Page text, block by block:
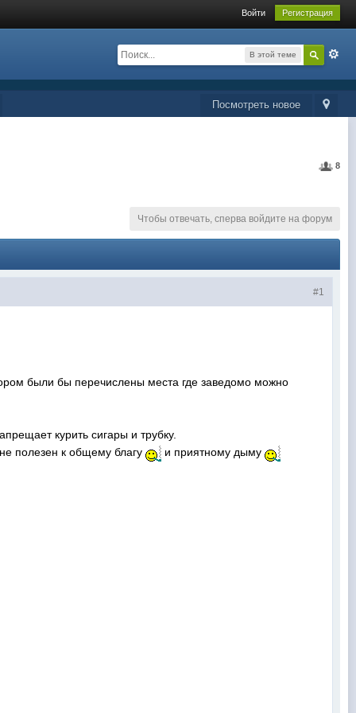
Войти Регистрация
В этой теме
Посмотреть новое
8
Чтобы отвечать, сперва войдите на форум
#1
были бы перечислены места где заведомо можно
курить сигары и трубку.
полезен к общему благу
и приятному дыму